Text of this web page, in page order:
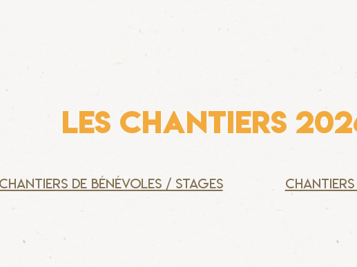
LES CHANTIERS
chantiers de bénévoles / stages